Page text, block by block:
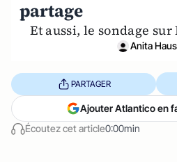
partage
Et aussi, le sondage
Anita
Écoutez cet article0:00min
PARTAGER
Ajouter Atlantico en